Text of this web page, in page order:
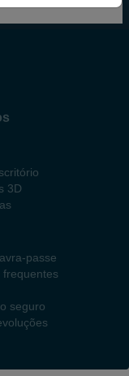
3D
passe
frequentes
seguro